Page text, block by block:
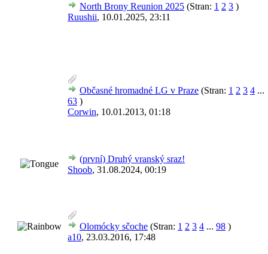
North Brony Reunion 2025 (Stran: 1 2 3 )
Ruushii, 10.01.2025, 23:11
Občasné hromadné LG v Praze (Stran: 1 2 3 4 ...
63 )
Corwin, 10.01.2013, 01:18
(první) Druhý vranský sraz!
Shoob, 31.08.2024, 00:19
Olomócky sčoche (Stran: 1 2 3 4 ... 98 )
a10, 23.03.2016, 17:48